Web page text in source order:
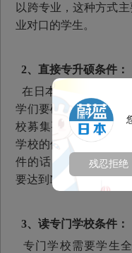
以跨专业，这种方式
业对口的学生。
2、直接专升硕条件：
在日本，能接受大专
学们要确认自己想去
校募集要项提交材料
学校的修士入学考试
件的话，虽然没有明
要达到N2左右水平，
3、读专门学校条件：
专门学校需要学生
残忍拒绝